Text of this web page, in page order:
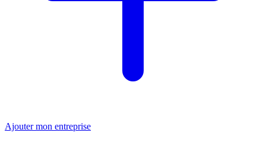
Ajouter mon entreprise